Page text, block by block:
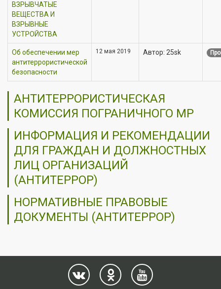
ВЗРЫВЧАТЫЕ
ВЕЩЕСТВА И
ВЗРЫВНЫЕ
УСТРОЙСТВА
Об обеспечении мер
антитеррористической
безопасности
12 мая 2019 Автор: 25sk
АНТИТЕРРОРИСТИЧЕСКАЯ
КОМИССИЯ ПОГРАНИЧНОГО МР
ИНФОРМАЦИЯ И РЕКОМЕНДАЦИИ
ДЛЯ ГРАЖДАН И ДОЛЖНОСТНЫХ
ЛИЦ ОРГАНИЗАЦИЙ
(АНТИТЕРРОР)
НОРМАТИВНЫЕ ПРАВОВЫЕ
ДОКУМЕНТЫ (АНТИТЕРРОР)